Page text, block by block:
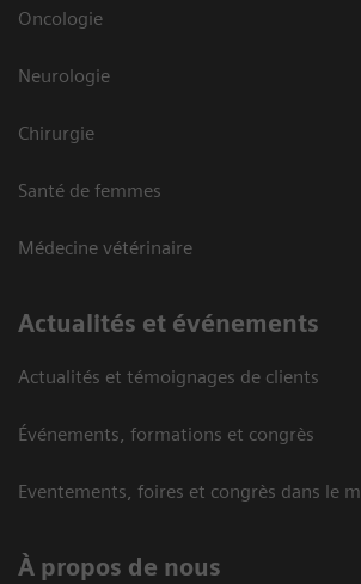
Oncologie
Neurologie
Chirurgie
Santé de femmes
Médecine vétérinaire
Actualités et événements
Actualités et témoignages de clients
Événements, formations et congrès
Eventements, foires et congrès dans le
À propos de nous